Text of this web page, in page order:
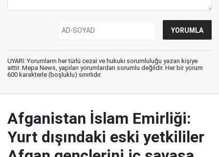
UYARI: Yorumların her türlü cezai ve hukuki sorumluluğu yazan kişiye
aittir. Mepa News, yapılan yorumlardan sorumlu değildir. Her bir yorum
600 karakterle (boşluklu) sınırlıdır.
Afganistan İslam Emirliği:
Yurt dışındaki eski yetkililer